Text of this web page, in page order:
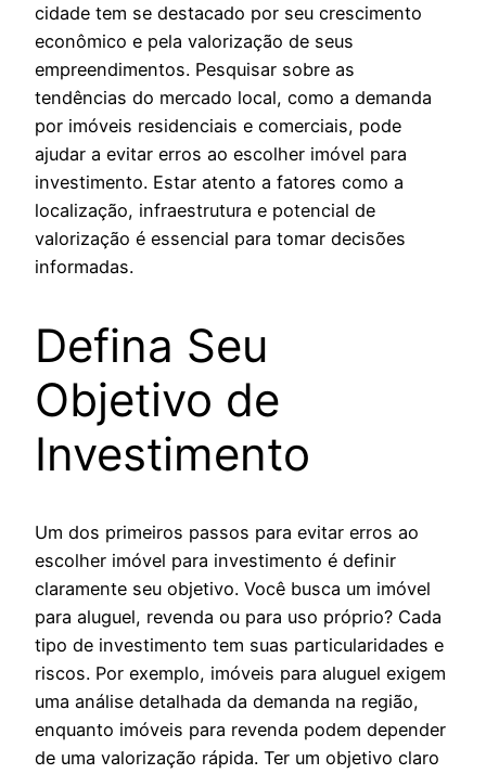
cidade tem se destacado por seu crescimento
econômico e pela valorização de seus
empreendimentos. Pesquisar sobre as
tendências do mercado local, como a demanda
por imóveis residenciais e comerciais, pode
ajudar a evitar erros ao escolher imóvel para
investimento. Estar atento a fatores como a
localização, infraestrutura e potencial de
valorização é essencial para tomar decisões
informadas.
Defina Seu
Objetivo de
Investimento
Um dos primeiros passos para evitar erros ao
escolher imóvel para investimento é definir
claramente seu objetivo. Você busca um imóvel
para aluguel, revenda ou para uso próprio? Cada
tipo de investimento tem suas particularidades e
riscos. Por exemplo, imóveis para aluguel exigem
uma análise detalhada da demanda na região,
enquanto imóveis para revenda podem depender
de uma valorização rápida. Ter um objetivo claro